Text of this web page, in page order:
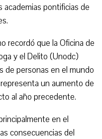
academias pontificias de
recordó que la Oficina de
y el Delito (Unodc)
de personas en el mundo
un aumento de
al año precedente.
en el
consecuencias del